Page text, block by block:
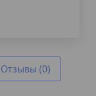
Отзывы (0)